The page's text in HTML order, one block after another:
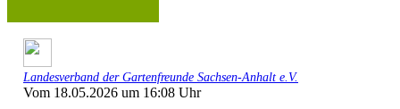
Landesverband der Gartenfreunde Sachsen-Anhalt e.V.
Vom 18.05.2026 um 16:08 Uhr